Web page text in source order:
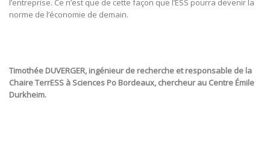
norme de l’économie de demain.
Timothée DUVERGER, ingénieur de recherche et responsable de la
Chaire TerrESS à Sciences Po Bordeaux, chercheur au Centre Émile
Durkheim.